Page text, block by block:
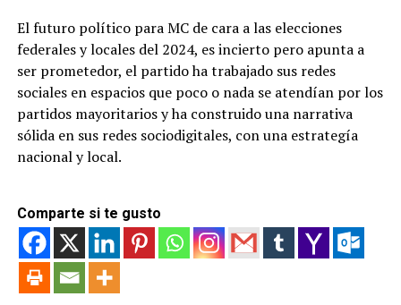
El futuro político para MC de cara a las elecciones
federales y locales del 2024, es incierto pero apunta a
ser prometedor, el partido ha trabajado sus redes
sociales en espacios que poco o nada se atendían por los
partidos mayoritarios y ha construido una narrativa
sólida en sus redes sociodigitales, con una estrategía
nacional y local.
Comparte si te gusto